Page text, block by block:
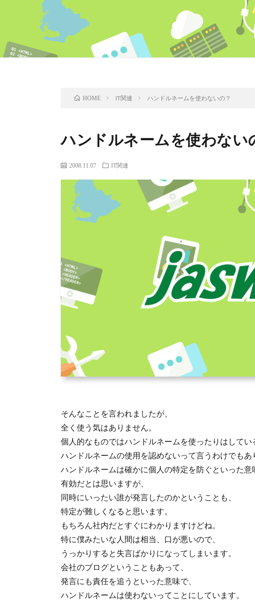
HOME IT関連 ハンドルネームを使わないの？
ハンドルネームを使わない
2008.11.07 IT関連
そんなことを言われましたが、
全く使う気はありません。
個人的なものではハンドルネームを使ったりはしてい
ハンドルネームの使用を認めないって言うわけでもあ
ハンドルネームは確かに個人の特定を防ぐといった意
有効だとは思いますが、
同時にいったい誰が発言したのかということも、
特定が難しくなると思います。
もちろん社内だとすぐにわかりますけどね。
特に僕みたいな人間は相当、口が悪いので、
うっかりすると失言ばかりになってしまいます。
会社のブログということもあって、
発言にも責任を追うといった意味で、
ハンドルネームは使わないってことにしています。